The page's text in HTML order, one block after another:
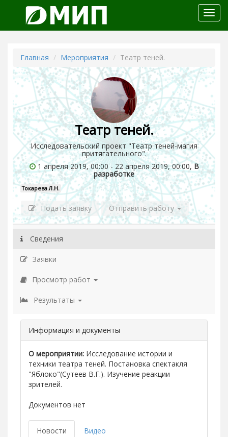
меню
Главная Мероприятия Театр теней.
Театр теней.
Исследовательский проект "Театр теней-магия
притягательного".
1 апреля 2019, 00:00 - 22 апреля 2019, 00:00,В
разработке
Токарева Л.Н.
Подать заявку Отправить работу
Сведения
Заявки
Просмотр работ
Результаты
Информация и документы
О мероприятии: Исследование истории и
техники театра теней. Постановка спектакля
"Яблоко"(Сутеев В.Г.). Изучение реакции
зрителей.
Документов нет
Новости Видео